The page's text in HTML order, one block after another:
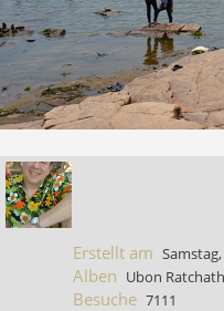
Erstellt am
Alben Ubon
Besuche 7111